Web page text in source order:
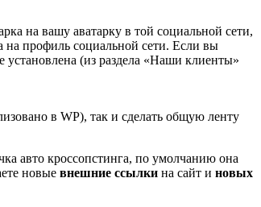
на вашу аватарку в той социальной сети,
на профиль социальной сети. Если вы
установлена (из раздела «Наши клиенты»
в WP), так и сделать общую ленту
авто кроссопстинга, по умолчанию она
новые внешние ссылки на сайт и новых